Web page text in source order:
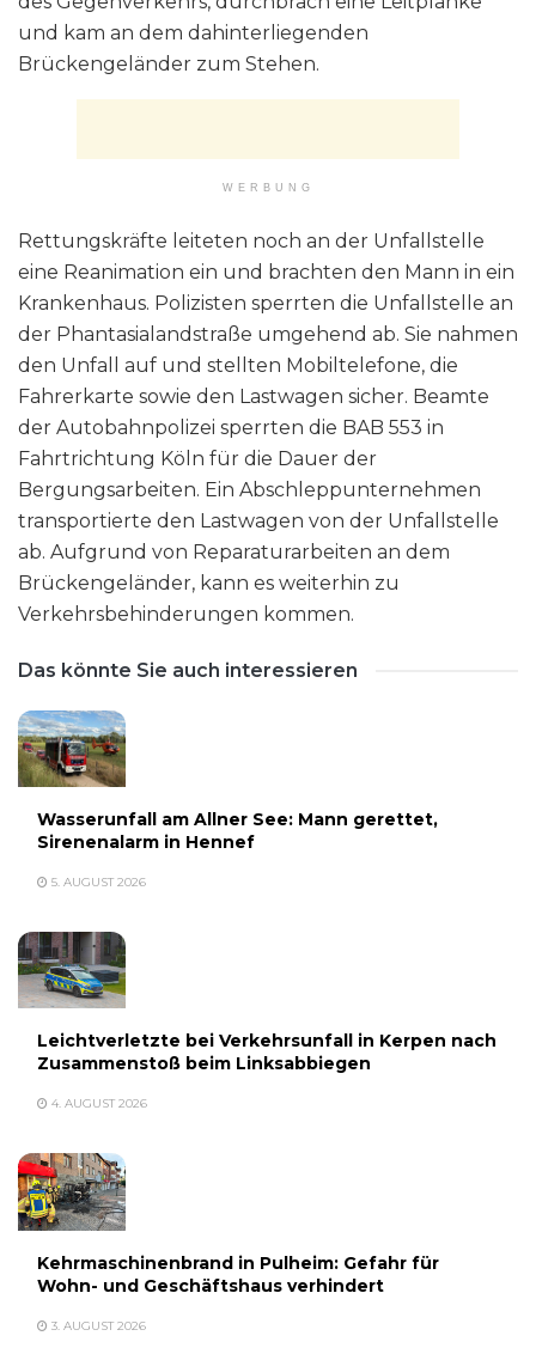
und kam an dem dahinterliegenden
Brückengeländer zum Stehen.
WERBUNG
Rettungskräfte leiteten noch an der Unfallstelle
eine Reanimation ein und brachten den Mann in ein
Krankenhaus. Polizisten sperrten die Unfallstelle an
der Phantasialandstraße umgehend ab. Sie nahmen
den Unfall auf und stellten Mobiltelefone, die
Fahrerkarte sowie den Lastwagen sicher. Beamte
der Autobahnpolizei sperrten die BAB 553 in
Fahrtrichtung Köln für die Dauer der
Bergungsarbeiten. Ein Abschleppunternehmen
transportierte den Lastwagen von der Unfallstelle
ab. Aufgrund von Reparaturarbeiten an dem
Brückengeländer, kann es weiterhin zu
Verkehrsbehinderungen kommen.
Das könnte Sie auch interessieren
Wasserunfall am Allner See: Mann gerettet,
Sirenenalarm in Hennef
5. AUGUST 2026
Leichtverletzte bei Verkehrsunfall in Kerpen nach
Zusammenstoß beim Linksabbiegen
4. AUGUST 2026
Kehrmaschinenbrand in Pulheim: Gefahr für
Wohn- und Geschäftshaus verhindert
3. AUGUST 2026